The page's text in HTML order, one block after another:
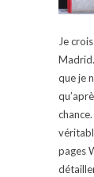
Je
que je
pages